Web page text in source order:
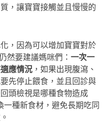
，讓寶寶接觸並且慢慢的
，因為可以增加寶寶對於
然要建議媽咪們： 一次一
應情況 ，如果出現腹瀉、
先停止餵食，並且回診與
頭檢視是哪種食物造成
種新食材，避免長期吃同